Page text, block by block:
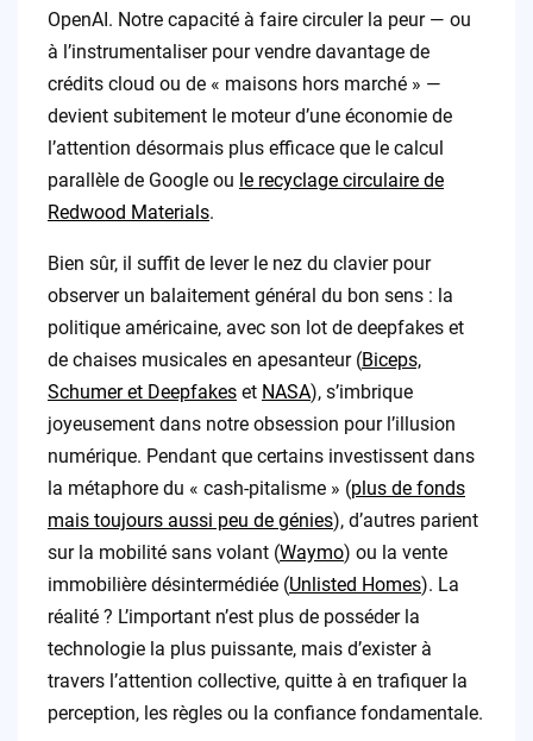
OpenAI. Notre capacité à faire circuler la peur — ou
à l’instrumentaliser pour vendre davantage de
crédits cloud ou de « maisons hors marché » —
devient subitement le moteur d’une économie de
l’attention désormais plus efficace que le calcul
parallèle de Google ou le recyclage circulaire de
Redwood Materials.
Bien sûr, il suffit de lever le nez du clavier pour
observer un balaitement général du bon sens : la
politique américaine, avec son lot de deepfakes et
de chaises musicales en apesanteur (Biceps,
Schumer et Deepfakeset NASA), s’imbrique
joyeusement dans notre obsession pour l’illusion
numérique. Pendant que certains investissent dans
la métaphore du « cash-pitalisme » (plus de fonds
mais toujours aussi peu de génies), d’autres parient
sur la mobilité sans volant (Waymo) ou la vente
immobilière désintermédiée (Unlisted Homes). La
réalité ? L’important n’est plus de posséder la
technologie la plus puissante, mais d’exister à
travers l’attention collective, quitte à en trafiquer la
perception, les règles ou la confiance fondamentale.